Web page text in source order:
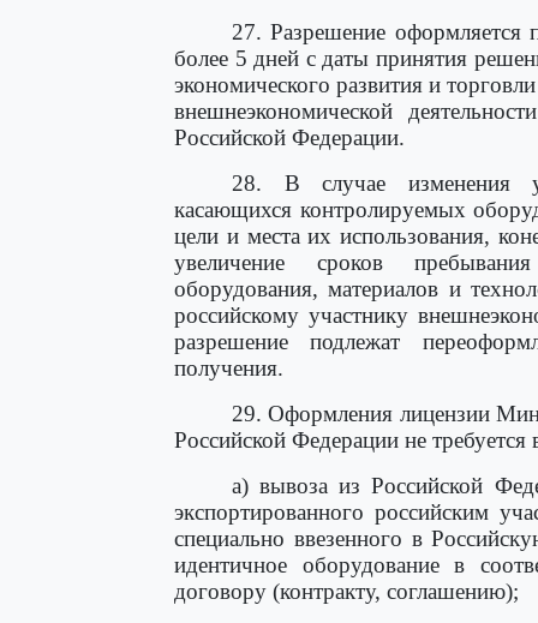
27. Разрешение оформляется
более 5 дней с даты принятия
экономического развития и
внешнеэкономической
Российской Федерации.
28. В случае изменения
касающихся контролируемых
цели и места их использования,
увеличение сроков
оборудования, материалов и
российскому участнику
разрешение подлежат
получения.
29. Оформления лицензии
Российской Федерации не требуется
а) вывоза из Российской
экспортированного российским
специально ввезенного в
идентичное оборудование в
договору (контракту, соглашению);